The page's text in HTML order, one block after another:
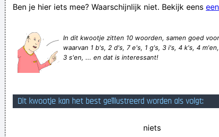
bier goed al goed
Zodat het wat meer op een zaag lijkt?
In de orde van de geneesheren ben ik een utopisch
voorbeeld van inspiratie, manieren en kleerhangergebruik
I was only 21 I was just trying to take everyday subjects and
Ben je hier iets mee? Waarschijnlijk niet. Bekijk eens
In dit kwootje zitten 10 woorden, samen goed
waarvan 1 b's, 2 d's, 7 e's, 1 g's, 3 i's, 4 k's, 4
3 s'en, ... en dat is interessant!
Dit kwootje kan het best geïllustreerd worden als volgt:
niets